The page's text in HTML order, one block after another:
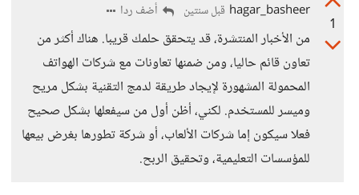
1
hagar_basheer قبل سنتين أضف ردا
من الأخبار المنتشرة، قد يتحقق حلمك قريبا. هناك أكثر من
تعاون قائم حاليا، ومن ضمنها تعاونات مع شركات الهواتف
المحمولة المشهورة لإيجاد طريقة لدمج التقنية بشكل مريح
وميسر للمستخدم. لكني، أظن أول من سيفعلها بشكل صحيح
فعلا سيكون إما شركات الألعاب، أو شركة تطورها بغرض بيعها
للمؤسسات التعليمية، وتحقيق الربح.